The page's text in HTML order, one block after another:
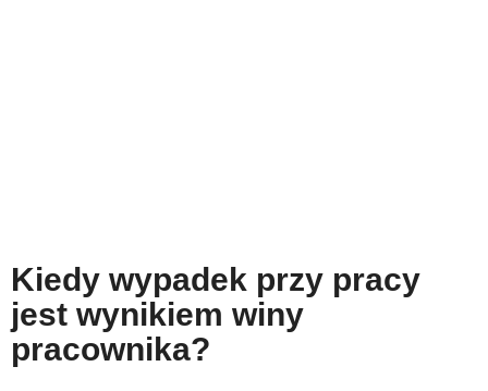
Kiedy wypadek przy pracy
jest wynikiem winy
pracownika?